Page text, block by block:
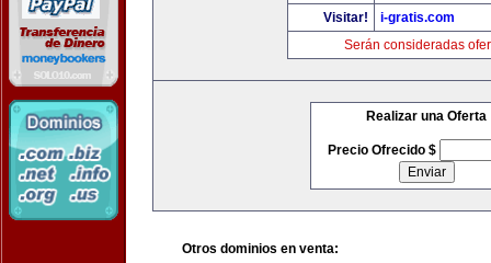
Visitar!
i-gratis.com
Serán consideradas
Realizar una Oferta
Precio Ofrecido $
Otros dominios en venta: